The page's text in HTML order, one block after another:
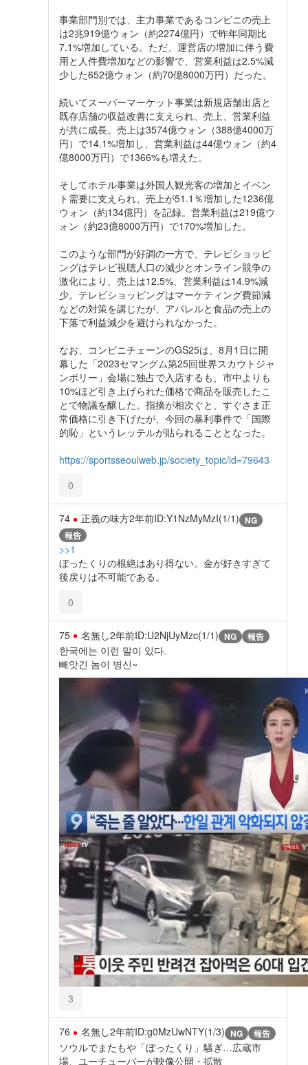
事業部門別では、主力事業であるコンビニの売上
は2兆919億ウォン（約2274億円）で昨年同期比
7.1%増加している。ただ、運営店の増加に伴う費
用と人件費増加などの影響で、営業利益は2.5%減
少した652億ウォン（約70億8000万円）だった。
続いてスーパーマーケット事業は新規店舗出店と
既存店舗の収益改善に支えられ、売上、営業利益
が共に成長。売上は3574億ウォン（388億4000万
円）で14.1%増加し、営業利益は44億ウォン（約4
億8000万円）で1366%も増えた。
そしてホテル事業は外国人観光客の増加とイベン
ト需要に支えられ、売上が51.1％増加した1236億
ウォン（約134億円）を記録。営業利益は219億ウ
ォン（約23億8000万円）で170%増加した。
このような部門が好調の一方で、テレビショッピ
ングはテレビ視聴人口の減少とオンライン競争の
激化により、売上は12.5%、営業利益は14.9%減
少。テレビショッピングはマーケティング費節減
などの対策を講じたが、アパレルと食品の売上の
下落で利益減少を避けられなかった。
なお、コンビニチェーンのGS25は、8月1日に開
幕した「2023セマングム第25回世界スカウトジャ
ンボリー」会場に独占で入店するも、市中よりも
10%ほど引き上げられた価格で商品を販売したこ
とで物議を醸した。指摘が相次ぐと、すぐさま正
常価格に引き下げたが、今回の暴利事件で「国際
的恥」というレッテルが貼られることとなった。
https://sportsseoulweb.jp/society_topic/id=79643
0
74 正義の味方2年前ID:Y1NzMyMzI(1/1) NG
報告
>>1
ぼったくりの根絶はあり得ない。金が好きすぎて
後戻りは不可能である。
0
75 名無し2年前ID:U2NjUyMzc(1/1) NG 報告
한국에는 이런 말이 있다.
빼앗긴 놈이 병신~
3
76 名無し2年前ID:g0MzUwNTY(1/3) NG 報告
ソウルでまたもや「ぼったくり」騒ぎ…広蔵市
場、ユーチューバーが映像公開・拡散